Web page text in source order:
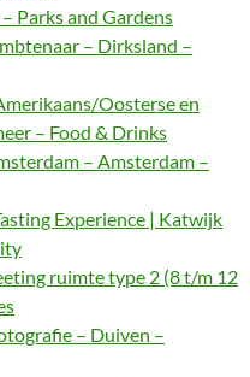
Parks and Gardens
– Dirksland –
Oosterse en
– Food & Drinks
– Amsterdam –
Experience | Katwijk
ruimte type 2 (8 t/m 12
– Duiven –